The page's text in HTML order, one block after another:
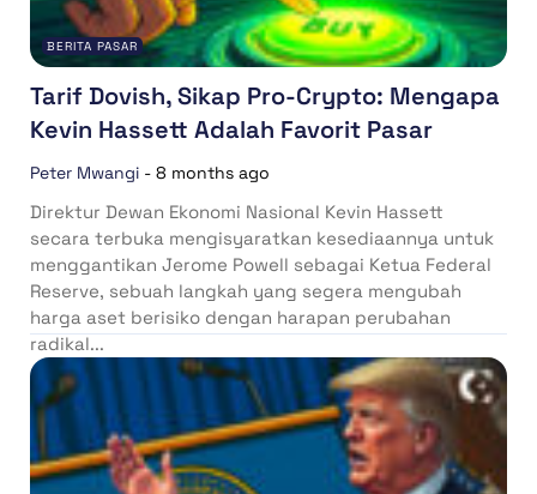
BERITA PASAR
Tarif Dovish, Sikap Pro-Crypto: Mengapa
Kevin Hassett Adalah Favorit Pasar
Peter Mwangi - 8 months ago
Direktur Dewan Ekonomi Nasional Kevin Hassett
secara terbuka mengisyaratkan kesediaannya untuk
menggantikan Jerome Powell sebagai Ketua Federal
Reserve, sebuah langkah yang segera mengubah
harga aset berisiko dengan harapan perubahan
radikal...